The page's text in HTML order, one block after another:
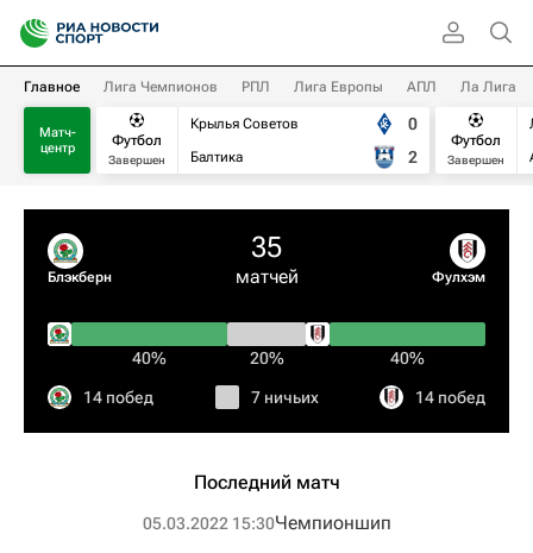
Главное Лига Чемпионов РПЛ Лига Европы АПЛ Ла Лига
Матч-
центр
Футбол
Завершен
Крылья Советов
Балтика
0
2
Футбол
Завершен
Блэкберн
35
матчей Фулхэм
40% 20% 40%
14 побед 7 ничьих 14 побед
Последний матч
05.03.2022 15:30Чемпионшип